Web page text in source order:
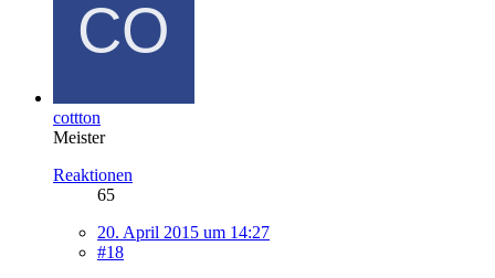
cottton
Meister
Reaktionen
65
20. April 2015 um 14:27
#18